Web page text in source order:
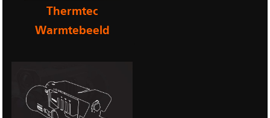
Thermtec
Warmtebeeld